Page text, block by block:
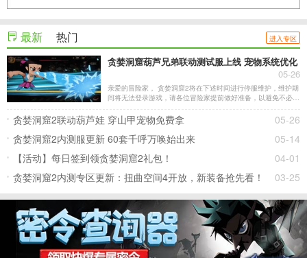
最新 热门 进入专区
贪婪洞窟葫芦兄弟联动测试服上线 宠物系统优化
05-26
亲爱的冒险家， 贪婪洞窟2将在下述时间进行停服维护，维护期
间将无法登录游戏，请各位冒险家提前做好准备，以避免不必要
05-26
贪婪洞窟2联动葫芦娃 穿山甲宠物免费拿
05-14
贪婪洞窟2内测服更新 60套千呼万唤始出来
04-01
【活动】每日签到领贪婪洞窟2礼包！
03-25
贪婪洞窟2内测专区更新：扭曲空间4开放，新装备抢先看！